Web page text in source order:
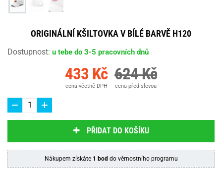
ORIGINÁLNÍ KŠILTOVKA V BÍLÉ BARVĚ H120
Dostupnost: u tebe do 3-5 pracovních dnů
433 Kč
cena včetně DPH
624 Kč
cena před slevou
PŘIDAT DO KOŠÍKU
Nákupem získáte 1 bod do věrnostního programu